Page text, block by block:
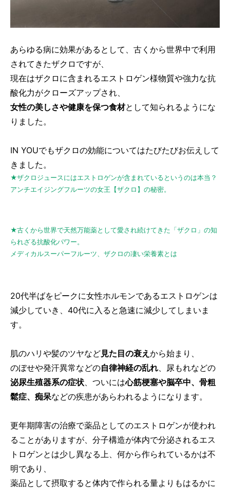
あらゆる病に効果があるとして、古くから世界中で利用
されてきたザクロですが、
現在はザクロに含まれるエストロゲン様物質や強力な抗
酸化力がクローズアップされ、
女性の美しさや健康を保つ食材として知られるようにな
りました。
IN YOUでもザクロの効能についてはたびたびお伝えして
きました。
★ザクロジュースにはエストロゲンが含まれているというのは本当？
アンチエイジングフルーツの女王【ザクロ】の秘密。
★古くから世界で天然万能薬として愛され続けてきた「ザクロ」の知
られざる抗酸化パワー。
メディカルスーパーフルーツ、ザクロの凄い栄養素とは
20代半ばをピークに女性ホルモンであるエストロゲンは
減少していき、40代に入ると急速に減少してしまいま
す。
肌のハリや髪のツヤなど見た目の衰え から始まり、
のぼせや発汗異常などの自律神経の乱れ、尿もれなどの
泌尿生殖器系の症状、ついには心筋梗塞や脳卒中、骨粗
鬆症、痴呆などの疾患があらわれるようになります。
更年期障害の治療で薬品としてのエストロゲンが使われ
ることがありますが、分子構造が体内で分泌されるエス
トロゲンとは少し異なる上、何から作られているかは不
明であり、
薬品として摂取すると体内で作られる量よりもはるかに